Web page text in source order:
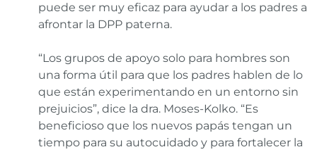
puede ser muy eficaz para ayudar a los padres a
afrontar la DPP paterna.
“Los grupos de apoyo solo para hombres son
una forma útil para que los padres hablen de lo
que están experimentando en un entorno sin
prejuicios”, dice la dra. Moses-Kolko. “Es
beneficioso que los nuevos papás tengan un
tiempo para su autocuidado y para fortalecer la